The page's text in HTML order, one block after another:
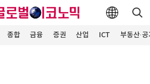
종합 금융 증권 산업 ICT 부동산·